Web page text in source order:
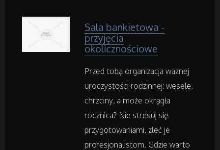
Samochody
Transport
Części Samochodowe
Wynajem
Usługi Motoryzacyjne
Sala bankietowa -
przyjęcia
okolicznościowe
Przed tobą organizacja ważnej
uroczystości rodzinnej: wesele,
chrzciny, a może okrągła
rocznica? Nie stresuj się
przygotowaniami, zleć je
profesjonalistom. Gdzie warto